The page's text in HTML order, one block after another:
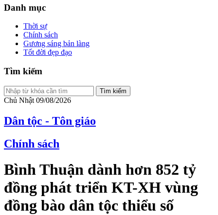
Danh mục
Thời sự
Chính sách
Gương sáng bản làng
Tốt đời đẹp đạo
Tìm kiếm
Tìm kiếm
Chủ Nhật 09/08/2026
Dân tộc - Tôn giáo
Chính sách
Bình Thuận dành hơn 852 tỷ
đồng phát triển KT-XH vùng
đồng bào dân tộc thiểu số